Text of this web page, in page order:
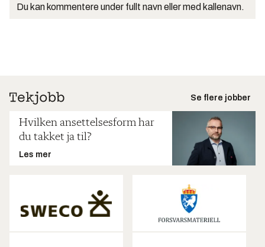
Du kan kommentere under fullt navn eller med kallenavn.
Se flere jobber
Hvilken ansettelsesform har
du takket ja til?
Les mer